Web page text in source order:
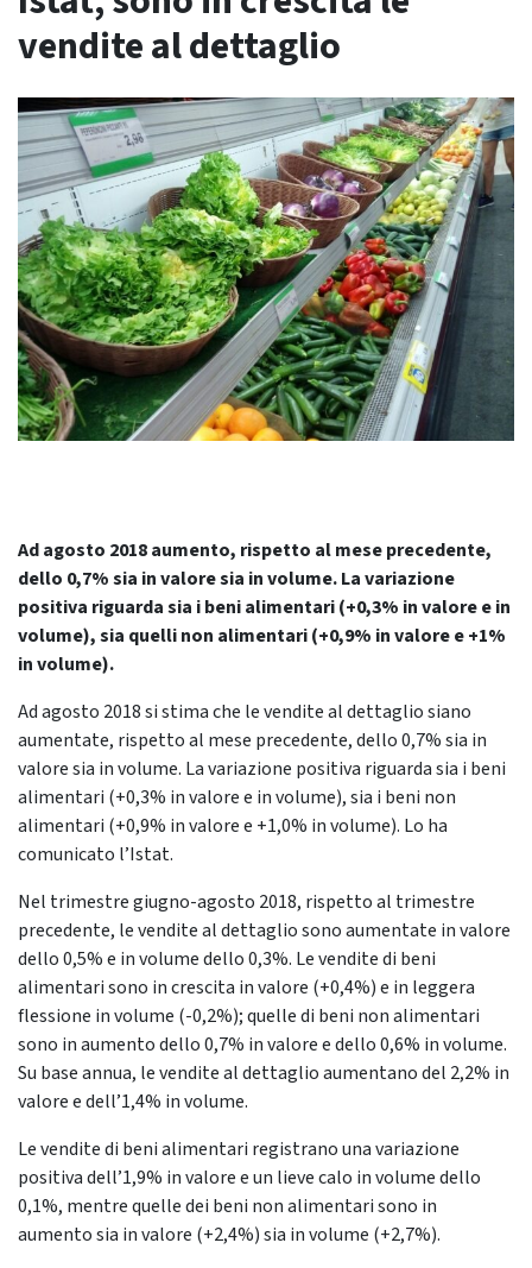
vendite al dettaglio
Ad agosto 2018 aumento, rispetto al mese precedente,
dello 0,7% sia in valore sia in volume. La variazione
positiva riguarda sia i beni alimentari (+0,3% in valore e in
volume), sia quelli non alimentari (+0,9% in valore e +1%
in volume).
Ad agosto 2018 si stima che le vendite al dettaglio siano
aumentate, rispetto al mese precedente, dello 0,7% sia in
valore sia in volume. La variazione positiva riguarda sia i beni
alimentari (+0,3% in valore e in volume), sia i beni non
alimentari (+0,9% in valore e +1,0% in volume). Lo ha
comunicato l’Istat.
Nel trimestre giugno-agosto 2018, rispetto al trimestre
precedente, le vendite al dettaglio sono aumentate in valore
dello 0,5% e in volume dello 0,3%. Le vendite di beni
alimentari sono in crescita in valore (+0,4%) e in leggera
flessione in volume (-0,2%); quelle di beni non alimentari
sono in aumento dello 0,7% in valore e dello 0,6% in volume.
Su base annua, le vendite al dettaglio aumentano del 2,2% in
valore e dell’1,4% in volume.
Le vendite di beni alimentari registrano una variazione
positiva dell’1,9% in valore e un lieve calo in volume dello
0,1%, mentre quelle dei beni non alimentari sono in
aumento sia in valore (+2,4%) sia in volume (+2,7%).